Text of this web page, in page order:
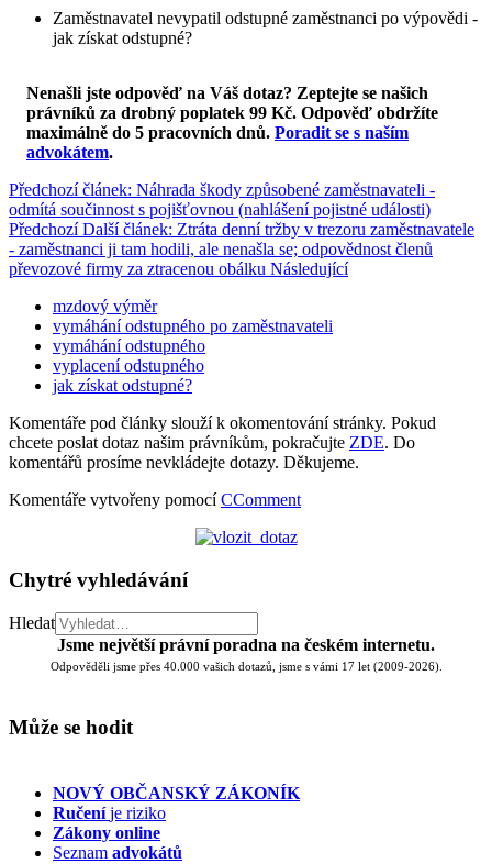
Zaměstnavatel nevypatil odstupné zaměstnanci po výpovědi -
jak získat odstupné?
Nenašli jste odpověď na Váš dotaz? Zeptejte se našich
právníků za drobný poplatek 99 Kč. Odpověď obdržíte
maximálně do 5 pracovních dnů. Poradit se s naším
advokátem.
Předchozí článek: Náhrada škody způsobené zaměstnavateli -
odmítá součinnost s pojišťovnou (nahlášení pojistné události)
Předchozí Další článek: Ztráta denní tržby v trezoru zaměstnavatele
- zaměstnanci ji tam hodili, ale nenašla se; odpovědnost členů
převozové firmy za ztracenou obálku Následující
mzdový výměr
vymáhání odstupného po zaměstnavateli
vymáhání odstupného
vyplacení odstupného
jak získat odstupné?
Komentáře pod články slouží k okomentování stránky. Pokud
chcete poslat dotaz našim právníkům, pokračujte ZDE. Do
komentářů prosíme nevkládejte dotazy. Děkujeme.
Komentáře vytvořeny pomocíCComment
Chytré vyhledávání
Hledat
Jsme největší právní poradna na českém internetu.
Odpověděli jsme přes 40.000 vašich dotazů, jsme s vámi 17 let (2009-2026).
Může se hodit
NOVÝ OBČANSKÝ ZÁKONÍK
Ručeníje riziko
Zákony online
Seznam advokátů